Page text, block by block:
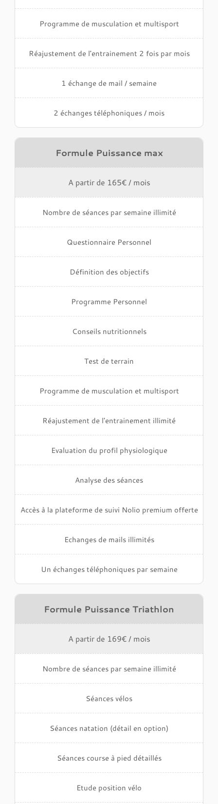
Programme de musculation et multisport
Réajustement de l'entrainement 2 fois par mois
1 échange de mail / semaine
2 échanges téléphoniques / mois
Formule Puissance max
A partir de 165€ / mois
Nombre de séances par semaine illimité
Questionnaire Personnel
Définition des objectifs
Programme Personnel
Conseils nutritionnels
Test de terrain
Programme de musculation et multisport
Réajustement de l'entrainement illimité
Evaluation du profil physiologique
Analyse des séances
Accès à la plateforme de suivi Nolio premium offerte
Echanges de mails illimités
Un échanges téléphoniques par semaine
Formule Puissance Triathlon
A partir de 169€ / mois
Nombre de séances par semaine illimité
Séances vélos
Séances natation (détail en option)
Séances course à pied détaillés
Etude position vélo